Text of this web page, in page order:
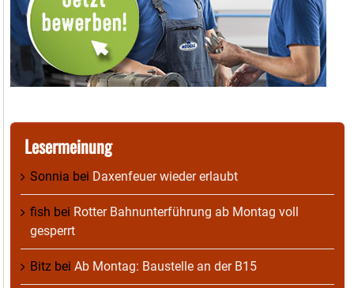
Lesermeinung
Sonnia bei Daxenfeuer wieder erlaubt
fish bei Rotter Bahnunterführung ab Montag voll
gesperrt
Bitz bei Ab Montag: Baustelle an der B15